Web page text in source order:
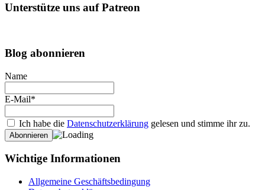
Unterstütze uns auf Patreon
Blog abonnieren
Name
E-Mail*
Ich habe die Datenschutzerklärung gelesen und stimme ihr zu.
Wichtige Informationen
Allgemeine Geschäftsbedingung